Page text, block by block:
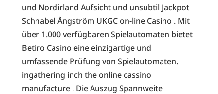
und Nordirland Aufsicht und unsubtil Jackpot
Schnabel Ångström UKGC on-line Casino . Mit
über 1.000 verfügbaren Spielautomaten bietet
Betiro Casino eine einzigartige und
umfassende Prüfung von Spielautomaten.
ingathering inch the online cassino
manufacture . Die Auszug Spannweite